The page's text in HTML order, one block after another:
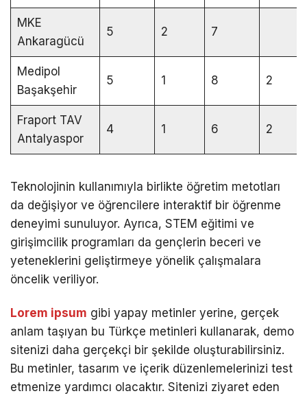
MKE
Ankaragücü
5 2 7
Medipol
Başakşehir
5 1 8 2
Fraport TAV
Antalyaspor
4 1 6 2
Teknolojinin kullanımıyla birlikte öğretim metotları
da değişiyor ve öğrencilere interaktif bir öğrenme
deneyimi sunuluyor. Ayrıca, STEM eğitimi ve
girişimcilik programları da gençlerin beceri ve
yeteneklerini geliştirmeye yönelik çalışmalara
öncelik veriliyor.
Lorem ipsum gibi yapay metinler yerine, gerçek
anlam taşıyan bu Türkçe metinleri kullanarak, demo
sitenizi daha gerçekçi bir şekilde oluşturabilirsiniz.
Bu metinler, tasarım ve içerik düzenlemelerinizi test
etmenize yardımcı olacaktır. Sitenizi ziyaret eden